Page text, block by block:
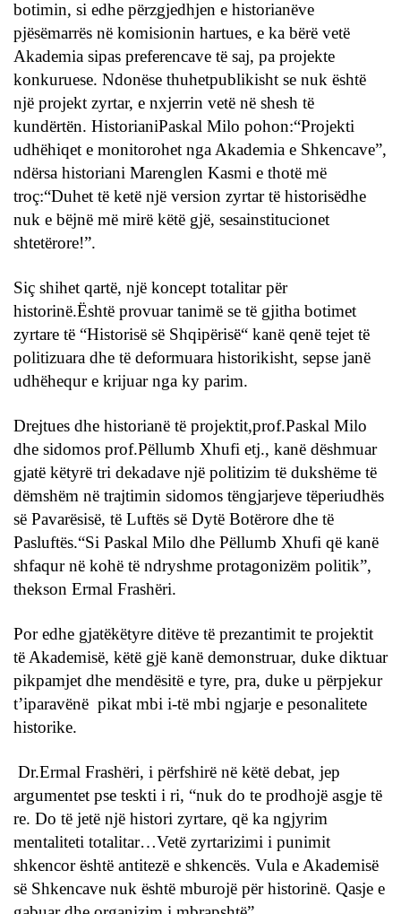
botimin, si edhe përzgjedhjen e historianëve
pjësëmarrës në komisionin hartues, e ka bërë vetë
Akademia sipas preferencave të saj, pa projekte
konkuruese. Ndonëse thuhetpublikisht se nuk është
një projekt zyrtar, e nxjerrin vetë në shesh të
kundërtën. HistorianiPaskal Milo pohon:“Projekti
udhëhiqet e monitorohet nga Akademia e Shkencave”,
ndërsa historiani Marenglen Kasmi e thotë më
troç:“Duhet të ketë një version zyrtar të historisëdhe
nuk e bëjnë më mirë këtë gjë, sesainstitucionet
shtetërore!”.
Siç shihet qartë, një koncept totalitar për
historinë.Është provuar tanimë se të gjitha botimet
zyrtare të “Historisë së Shqipërisë“ kanë qenë tejet të
politizuara dhe të deformuara historikisht, sepse janë
udhëhequr e krijuar nga ky parim.
Drejtues dhe historianë të projektit,prof.Paskal Milo
dhe sidomos prof.Pëllumb Xhufi etj., kanë dëshmuar
gjatë këtyrë tri dekadave një politizim të dukshëme të
dëmshëm në trajtimin sidomos tëngjarjeve tëperiudhës
së Pavarësisë, të Luftës së Dytë Botërore dhe të
Pasluftës.“Si Paskal Milo dhe Pëllumb Xhufi që kanë
shfaqur në kohë të ndryshme protagonizëm politik”,
thekson Ermal Frashëri.
Por edhe gjatëkëtyre ditëve të prezantimit te projektit
të Akademisë, këtë gjë kanë demonstruar, duke diktuar
pikpamjet dhe mendësitë e tyre, pra, duke u përpjekur
t’iparavënë pikat mbi i-të mbi ngjarje e pesonalitete
historike.
Dr.Ermal Frashëri, i përfshirë në këtë debat, jep
argumentet pse teskti i ri, “nuk do te prodhojë asgje të
re. Do të jetë një histori zyrtare, që ka ngjyrim
mentaliteti totalitar…Vetë zyrtarizimi i punimit
shkencor është antitezë e shkencës. Vula e Akademisë
së Shkencave nuk është mburojë për historinë. Qasje e